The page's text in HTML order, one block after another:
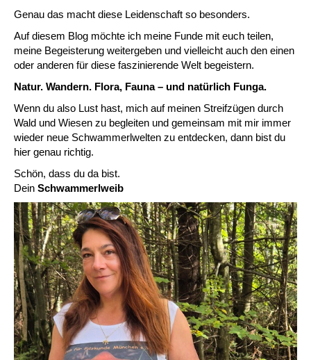
Genau das macht diese Leidenschaft so besonders.
Auf diesem Blog möchte ich meine Funde mit euch teilen,
meine Begeisterung weitergeben und vielleicht auch den einen
oder anderen für diese faszinierende Welt begeistern.
Natur. Wandern. Flora, Fauna – und natürlich Funga.
Wenn du also Lust hast, mich auf meinen Streifzügen durch
Wald und Wiesen zu begleiten und gemeinsam mit mir immer
wieder neue Schwammerlwelten zu entdecken, dann bist du
hier genau richtig.
Schön, dass du da bist.
Dein Schwammerlweib